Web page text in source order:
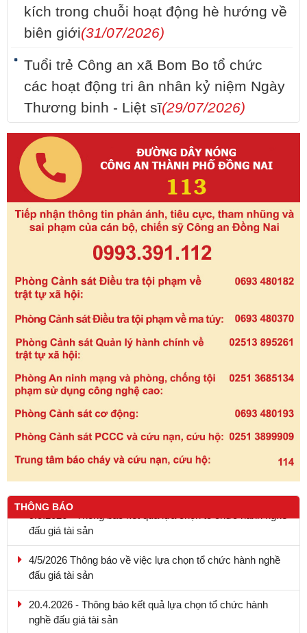
kích trong chuỗi hoạt động hè hướng về
biên giới(31/07/2026)
Tuổi trẻ Công an xã Bom Bo tổ chức
các hoạt động tri ân nhân kỷ niệm Ngày
Thương binh - Liệt sĩ(29/07/2026)
THÔNG BÁO
9.5.2026 - Thông báo kết quả lựa chọn tổ chức hành nghề
đấu giá tài sản
đấu giá tài sản
nghề đấu giá tài sản